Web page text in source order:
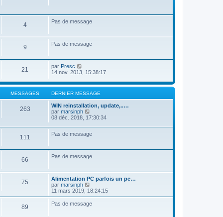
i
e
s
a
e
4 Pas de message
9 Pas de message
21 par Presc
r
l
e
d
e
r
n
r
e
s
g
e
14 nov. 2013, 15:38:17
MESSAGES DERNIER MESSAGE
263
WIN reinstallation, update,..…
par marsinph
o
r
l
r
i
e
r
m
e
s
08 déc. 2018, 17:30:34
111 Pas de message
66 Pas de message
75
Alimentation PC parfois un pe…
par marsinph
o
i
r
11 mars 2019, 18:24:15
89 Pas de message